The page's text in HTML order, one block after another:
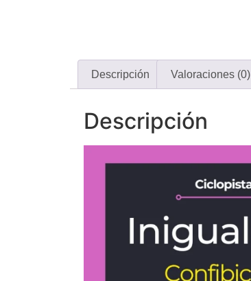
Descripción Valoraciones (0)
Descripción